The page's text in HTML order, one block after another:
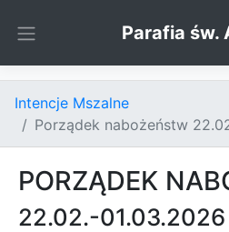
Parafia św.
Intencje Mszalne
Porządek nabożeństw
PORZĄDEK
22.02.-01.03.2026